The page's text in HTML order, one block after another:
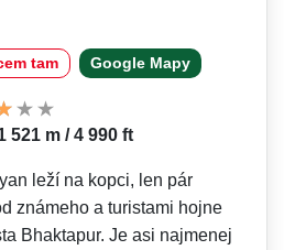
tam Google Mapy
521 m / 4 990 ft
leží na kopci, len pár
známeho a turistami hojne
Bhaktapur. Je asi najmenej